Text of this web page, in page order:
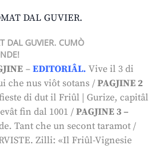
DAL GUVIER. CUMÒ
– EDITORIÂL. Vive il 3 di
che nus viôt sotans / PAGJINE 2
di dut il Friûl
Gurize, capitâl
fin dal 1001 / PAGJINE 3 –
Tant che un secont taramot /
Zilli: «Il Friûl-Vignesie